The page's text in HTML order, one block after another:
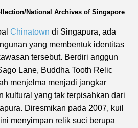
National Archives of Singapore
Chinatown di Singapura, ada
yang membentuk identitas
tersebut. Berdiri anggun
Lane, Buddha Tooth Relic
menjelma menjadi jangkar
kultural yang tak terpisahkan dari
Diresmikan pada 2007, kuil
menyimpan relik suci berupa